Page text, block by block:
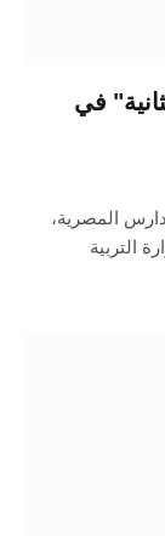
في
المصرية،
التربية